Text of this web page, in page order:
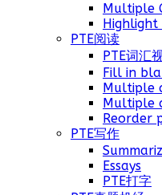
Multiple
PTE阅读
PTE词汇
Fill in
Multiple
Multiple
Reorder
PTE写作
Essays
PTE打字